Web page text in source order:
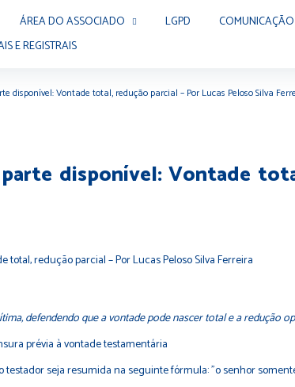
ÁREA DO ASSOCIADO LGPD COMUNICAÇÃO
E REGISTRAIS
disponível: Vontade total, redução parcial – Por Lucas Peloso Silva
disponível: Vontade
defendendo que a vontade pode nascer total e a redução
prévia à vontade testamentária
seja resumida na seguinte fórmula: "o senhor